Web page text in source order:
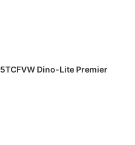
HARGA
Dino-Lite Premier